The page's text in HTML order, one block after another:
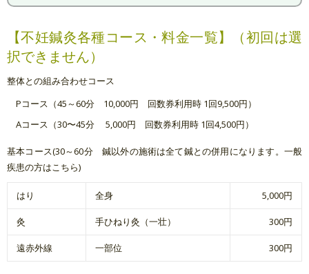
【不妊鍼灸各種コース・料金一覧】（初回は選
択できません）
整体との組み合わせコース
Pコース（45～60分 10,000円 回数券利用時 1回9,500円）
Aコース（30〜45分 5,000円 回数券利用時 1回4,500円）
基本コース(30～60分 鍼以外の施術は全て鍼との併用になります。一般
疾患の方はこちら)
はり 全身 5,000円
灸 手ひねり灸（一壮） 300円
遠赤外線 一部位 300円